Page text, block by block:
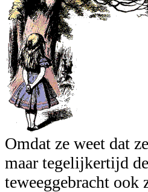
Omdat ze weet dat
maar tegelijkertijd
teweeggebracht ook